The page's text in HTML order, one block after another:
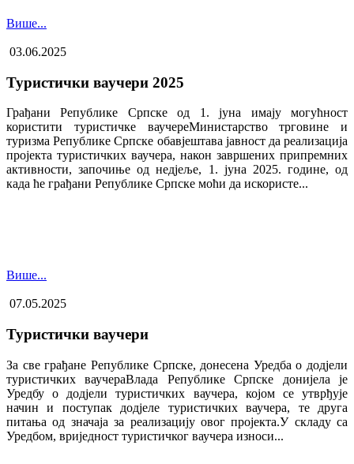
Више...
03.06.2025
Туристички ваучери 2025
Грађани Републике Српске од 1. јуна имају могућност
користити туристичке ваучере​Министарство трговине и
туризма Републике Српске обавјештава јавност да реализација
пројекта туристичких ваучера, након завршених припремних
активности, започиње од недјеље, 1. јуна 2025. године, од
када ће грађани Републике Српске моћи да искористе...
Више...
07.05.2025
Туристички ваучери
За све грађане Републике Српске, донесена Уредба о додјели
туристичких ваучера​Влада Републике Српске донијела је
Уредбу о додјели туристичких ваучера, којом се утврђује
начин и поступак додјеле туристичких ваучера, те друга
питања од значаја за реализацију овог пројекта.У складу са
Уредбом, вриједност туристичког ваучера износи...